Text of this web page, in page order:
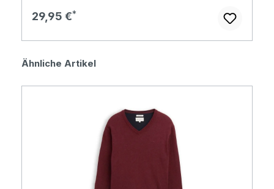
Regulärer Preis:
29,95 €
Produktgalerie überspringen
Ähnliche Artikel